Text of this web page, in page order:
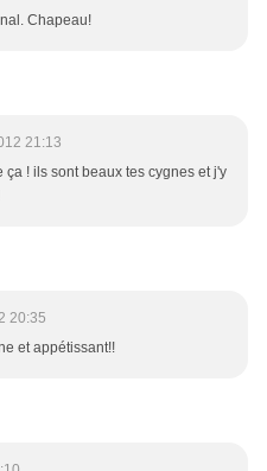
Chapeau!
21:13
! ils sont beaux tes cygnes et j'y
20:35
et appétissant!!